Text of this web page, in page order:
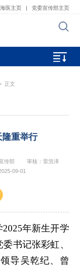
海医主页 | 党委宣传部主页
正文
隆重举行
传部
审核：雷浩泽
09-01
年新生开学
书记张彩虹、
导吴乾纪、曾